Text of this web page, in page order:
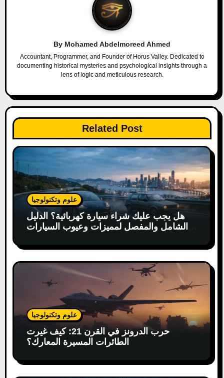
g
t
i
o
n
By Mohamed Abdelmoreed Ahmed
Accountant, Programmer, and Founder of Horus Valley. Dedicated to
documenting historical mysteries and psychological insights through a
lens of logic and meticulous research.
Related Post
علوم وتكنولوجيا
هل يجب عليك شراء سيارة كهربائية؟ الدليل
الشامل والمفصل لمميزات وعيوب السيارات
علوم وتكنولوجيا
حرب الدرونز في القرن 21: كيف غيرت
الطائرات المسيرة المعارك؟